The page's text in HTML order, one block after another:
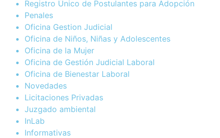
Registro Único de Postulantes para Adopción
Penales
Oficina Gestion Judicial
Oficina de Niños, Niñas y Adolescentes
Oficina de la Mujer
Oficina de Gestión Judicial Laboral
Oficina de Bienestar Laboral
Novedades
Licitaciones Privadas
Juzgado ambiental
InLab
Informativas